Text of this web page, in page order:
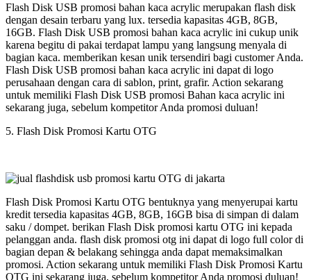
Flash Disk USB promosi bahan kaca acrylic merupakan flash disk
dengan desain terbaru yang lux. tersedia kapasitas 4GB, 8GB,
16GB. Flash Disk USB promosi bahan kaca acrylic ini cukup unik
karena begitu di pakai terdapat lampu yang langsung menyala di
bagian kaca. memberikan kesan unik tersendiri bagi customer Anda.
Flash Disk USB promosi bahan kaca acrylic ini dapat di logo
perusahaan dengan cara di sablon, print, grafir. Action sekarang
untuk memiliki Flash Disk USB promosi Bahan kaca acrylic ini
sekarang juga, sebelum kompetitor Anda promosi duluan!
5. Flash Disk Promosi Kartu OTG
Flash Disk Promosi Kartu OTG bentuknya yang menyerupai kartu
kredit tersedia kapasitas 4GB, 8GB, 16GB bisa di simpan di dalam
saku / dompet. berikan Flash Disk promosi kartu OTG ini kepada
pelanggan anda. flash disk promosi otg ini dapat di logo full color di
bagian depan & belakang sehingga anda dapat memaksimalkan
promosi. Action sekarang untuk memiliki Flash Disk Promosi Kartu
OTG ini sekarang juga, sebelum kompetitor Anda promosi duluan!